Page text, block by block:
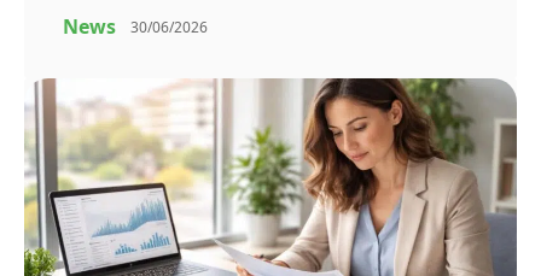
News 30/06/2026